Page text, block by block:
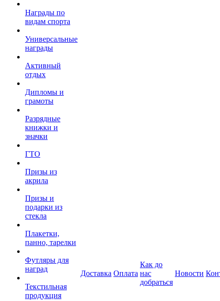
Награды по
видам спорта
Универсальные
награды
Активный
отдых
Дипломы и
грамоты
Разрядные
книжки и
значки
ГТО
Призы из
акрила
Призы и
подарки из
стекла
Плакетки,
панно, тарелки
Футляры для
наград
Текстильная
продукция
Доставка Оплата
Как до
нас
добраться
Новости